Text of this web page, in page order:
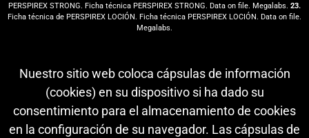
PERSPIREX STRONG. Ficha técnica PERSPIREX STRONG. Data on file. Megalabs. 23.
Ficha técnica de PERSPIREX LOCIÓN. Ficha técnica PERSPIREX LOCIÓN. Data on file.
Megalabs.
Nuestro sitio web coloca cápsulas de información
(cookies) en su dispositivo si ha dado su
consentimiento para el almacenamiento de cookies
en la configuración de su navegador. Las cápsulas de